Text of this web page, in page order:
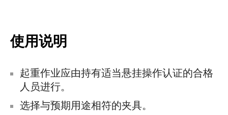
使用说明
起重作业应由持有适当悬挂操作认证的合格
人员进行。
选择与预期用途相符的夹具。